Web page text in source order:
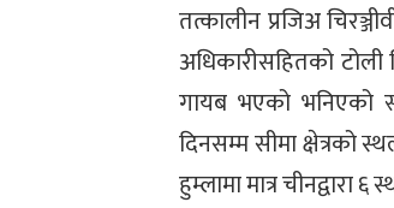
तत्कालीन प्रजिअ
अधिकारीसहितको टोली
गायब भएको भनिएको
दिनसम्म सीमा क्षेत्रको
हुम्लामा मात्र चीनद्वारा